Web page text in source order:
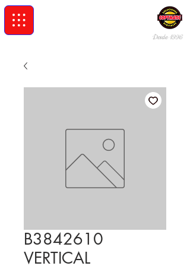
Desde 1996
B3842610
VERTICAL